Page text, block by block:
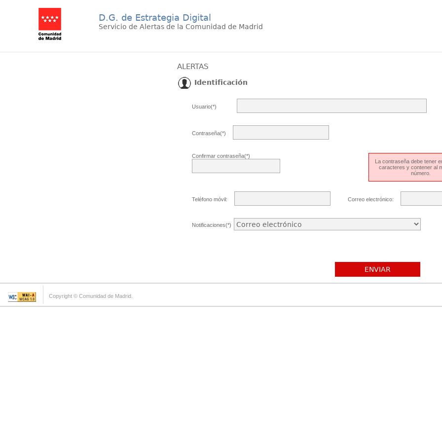
D.G. de Estrategia Digital
Servicio de Alertas de la Comunidad de Madrid
ALERTAS
Identificación
Usuario(*)
Contraseña(*)
Confirmar contraseña(*)
La contraseña debe tener
caracteres y contener al
número.
Teléfono móvil: Correo electrónico:
Notificaciones(*)
ENVIAR
Copyright © Comunidad de Madrid.